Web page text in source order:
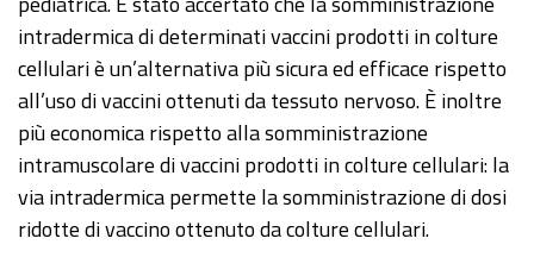
intradermica di determinati vaccini prodotti in colture
cellulari è un’alternativa più sicura ed efficace rispetto
all’uso di vaccini ottenuti da tessuto nervoso. È inoltre
più economica rispetto alla somministrazione
intramuscolare di vaccini prodotti in colture cellulari: la
via intradermica permette la somministrazione di dosi
ridotte di vaccino ottenuto da colture cellulari.